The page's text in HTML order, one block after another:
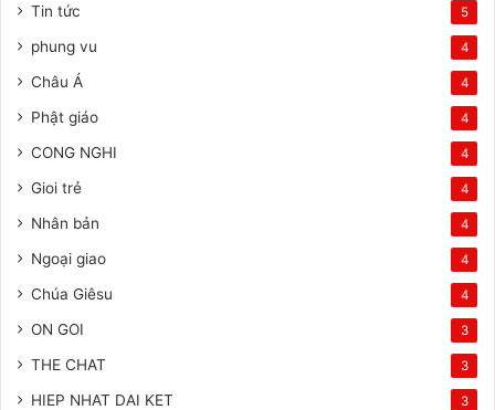
Tin tức 5
phung vu 4
Châu Á 4
Phật giáo 4
CONG NGHI 4
Gioi trẻ 4
Nhân bản 4
Ngoại giao 4
Chúa Giêsu 4
ON GOI 3
THE CHAT 3
HIEP NHAT DAI KET 3